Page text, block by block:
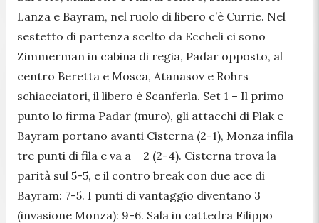
Lanza e Bayram, nel ruolo di libero c’è Currie. Nel
sestetto di partenza scelto da Eccheli ci sono
Zimmerman in cabina di regia, Padar opposto, al
centro Beretta e Mosca, Atanasov e Rohrs
schiacciatori, il libero è Scanferla. Set 1 – Il primo
punto lo firma Padar (muro), gli attacchi di Plak e
Bayram portano avanti Cisterna (2-1), Monza infila
tre punti di fila e va a + 2 (2-4). Cisterna trova la
parità sul 5-5, e il contro break con due ace di
Bayram: 7-5. I punti di vantaggio diventano 3
(invasione Monza): 9-6. Sala in cattedra Filippo